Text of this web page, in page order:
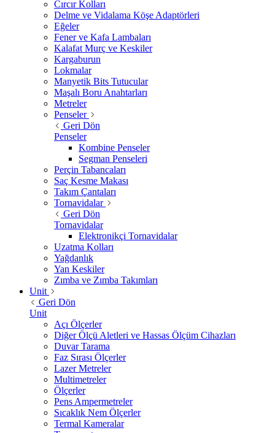
Cırcır Kolları
Delme ve Vidalama Köşe Adaptörleri
Eğeler
Fener ve Kafa Lambaları
Kalafat Murç ve Keskiler
Kargaburun
Lokmalar
Manyetik Bits Tutucular
Maşalı Boru Anahtarları
Metreler
Penseler
Geri Dön
Penseler
Kombine Penseler
Segman Penseleri
Perçin Tabancaları
Saç Kesme Makası
Takım Çantaları
Tornavidalar
Geri Dön
Tornavidalar
Elektronikçi Tornavidalar
Uzatma Kolları
Yağdanlık
Yan Keskiler
Zımba ve Zımba Takımları
Unit
Geri Dön
Unit
Açı Ölçerler
Diğer Ölçü Aletleri ve Hassas Ölçüm Cihazları
Duvar Tarama
Faz Sırası Ölçerler
Lazer Metreler
Multimetreler
Ölçerler
Pens Ampermetreler
Sıcaklık Nem Ölçerler
Termal Kameralar